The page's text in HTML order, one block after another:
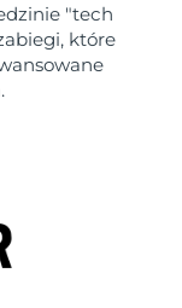
"tech
które